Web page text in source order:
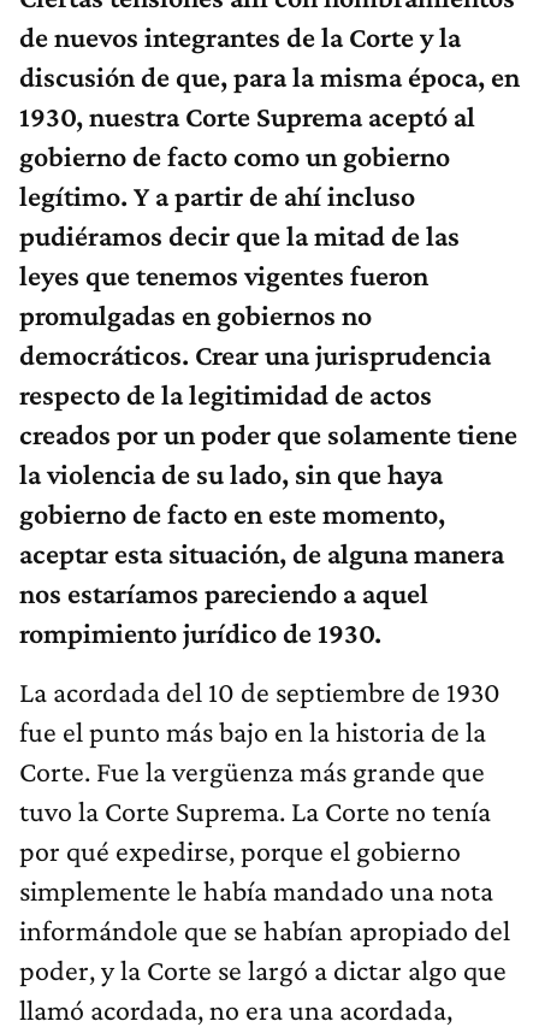
de nuevos integrantes de la Corte y la
discusión de que, para la misma época, en
1930, nuestra Corte Suprema aceptó al
gobierno de facto como un gobierno
legítimo. Y a partir de ahí incluso
pudiéramos decir que la mitad de las
leyes que tenemos vigentes fueron
promulgadas en gobiernos no
democráticos. Crear una jurisprudencia
respecto de la legitimidad de actos
creados por un poder que solamente tiene
la violencia de su lado, sin que haya
gobierno de facto en este momento,
aceptar esta situación, de alguna manera
nos estaríamos pareciendo a aquel
rompimiento jurídico de 1930.
La acordada del 10 de septiembre de 1930
fue el punto más bajo en la historia de la
Corte. Fue la vergüenza más grande que
tuvo la Corte Suprema. La Corte no tenía
por qué expedirse, porque el gobierno
simplemente le había mandado una nota
informándole que se habían apropiado del
poder, y la Corte se largó a dictar algo que
llamó acordada, no era una acordada,